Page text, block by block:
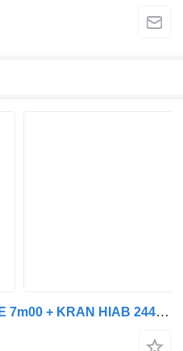
Scania P380 8X4 PRITSCHE 7m00 + KRAN HIAB 244 E-7 - 5/6F ROTATOR - LIFT